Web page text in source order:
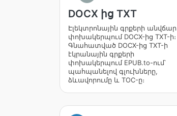
DOCX ից TXT
Էլեկտրոնային գրքերի անվճար
փոխակերպում DOCX-ից TXT-ի։
Գնահատված DOCX-ից TXT-ի
էկրանային գրքերի
փոխակերպում EPUB.to-ում՝
պահպանելով գլուխները,
ձևավորումը և TOC-ը։